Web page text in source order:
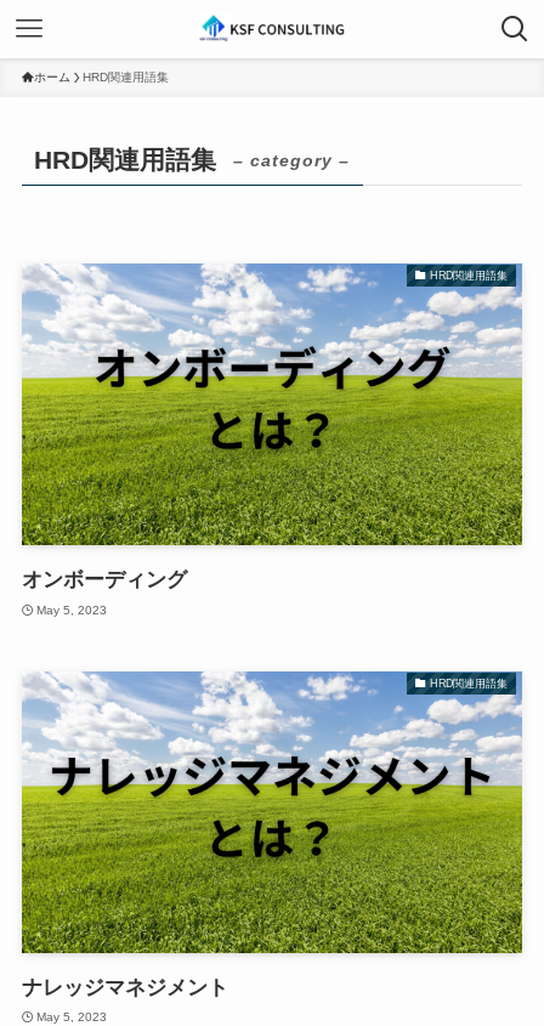
ホーム HRD関連用語集
HRD関連用語集 – category –
HRD関連用語集
オンボーディング
May 5, 2023
HRD関連用語集
ナレッジマネジメント
May 5, 2023